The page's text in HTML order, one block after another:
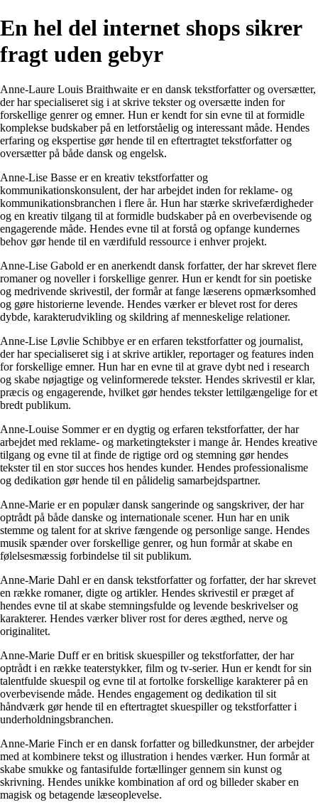
En hel del internet shops sikrer
fragt uden gebyr
Anne-Laure Louis Braithwaite er en dansk tekstforfatter og oversætter,
der har specialiseret sig i at skrive tekster og oversætte inden for
forskellige genrer og emner. Hun er kendt for sin evne til at formidle
komplekse budskaber på en letforståelig og interessant måde. Hendes
erfaring og ekspertise gør hende til en eftertragtet tekstforfatter og
oversætter på både dansk og engelsk.
Anne-Lise Basse er en kreativ tekstforfatter og
kommunikationskonsulent, der har arbejdet inden for reklame- og
kommunikationsbranchen i flere år. Hun har stærke skrivefærdigheder
og en kreativ tilgang til at formidle budskaber på en overbevisende og
engagerende måde. Hendes evne til at forstå og opfange kundernes
behov gør hende til en værdifuld ressource i enhver projekt.
Anne-Lise Gabold er en anerkendt dansk forfatter, der har skrevet flere
romaner og noveller i forskellige genrer. Hun er kendt for sin poetiske
og medrivende skrivestil, der formår at fange læserens opmærksomhed
og gøre historierne levende. Hendes værker er blevet rost for deres
dybde, karakterudvikling og skildring af menneskelige relationer.
Anne-Lise Løvlie Schibbye er en erfaren tekstforfatter og journalist,
der har specialiseret sig i at skrive artikler, reportager og features inden
for forskellige emner. Hun har en evne til at grave dybt ned i research
og skabe nøjagtige og velinformerede tekster. Hendes skrivestil er klar,
præcis og engagerende, hvilket gør hendes tekster lettilgængelige for et
bredt publikum.
Anne-Louise Sommer er en dygtig og erfaren tekstforfatter, der har
arbejdet med reklame- og marketingtekster i mange år. Hendes kreative
tilgang og evne til at finde de rigtige ord og stemning gør hendes
tekster til en stor succes hos hendes kunder. Hendes professionalisme
og dedikation gør hende til en pålidelig samarbejdspartner.
Anne-Marie er en populær dansk sangerinde og sangskriver, der har
optrådt på både danske og internationale scener. Hun har en unik
stemme og talent for at skrive fængende og personlige sange. Hendes
musik spænder over forskellige genrer, og hun formår at skabe en
følelsesmæssig forbindelse til sit publikum.
Anne-Marie Dahl er en dansk tekstforfatter og forfatter, der har skrevet
en række romaner, digte og artikler. Hendes skrivestil er præget af
hendes evne til at skabe stemningsfulde og levende beskrivelser og
karakterer. Hendes værker bliver rost for deres ægthed, nerve og
originalitet.
Anne-Marie Duff er en britisk skuespiller og tekstforfatter, der har
optrådt i en række teaterstykker, film og tv-serier. Hun er kendt for sin
talentfulde skuespil og evne til at fortolke forskellige karakterer på en
overbevisende måde. Hendes engagement og dedikation til sit
håndværk gør hende til en eftertragtet skuespiller og tekstforfatter i
underholdningsbranchen.
Anne-Marie Finch er en dansk forfatter og billedkunstner, der arbejder
med at kombinere tekst og illustration i hendes værker. Hun formår at
skabe smukke og fantasifulde fortællinger gennem sin kunst og
skrivning. Hendes unikke kombination af ord og billeder skaber en
magisk og betagende læseoplevelse.